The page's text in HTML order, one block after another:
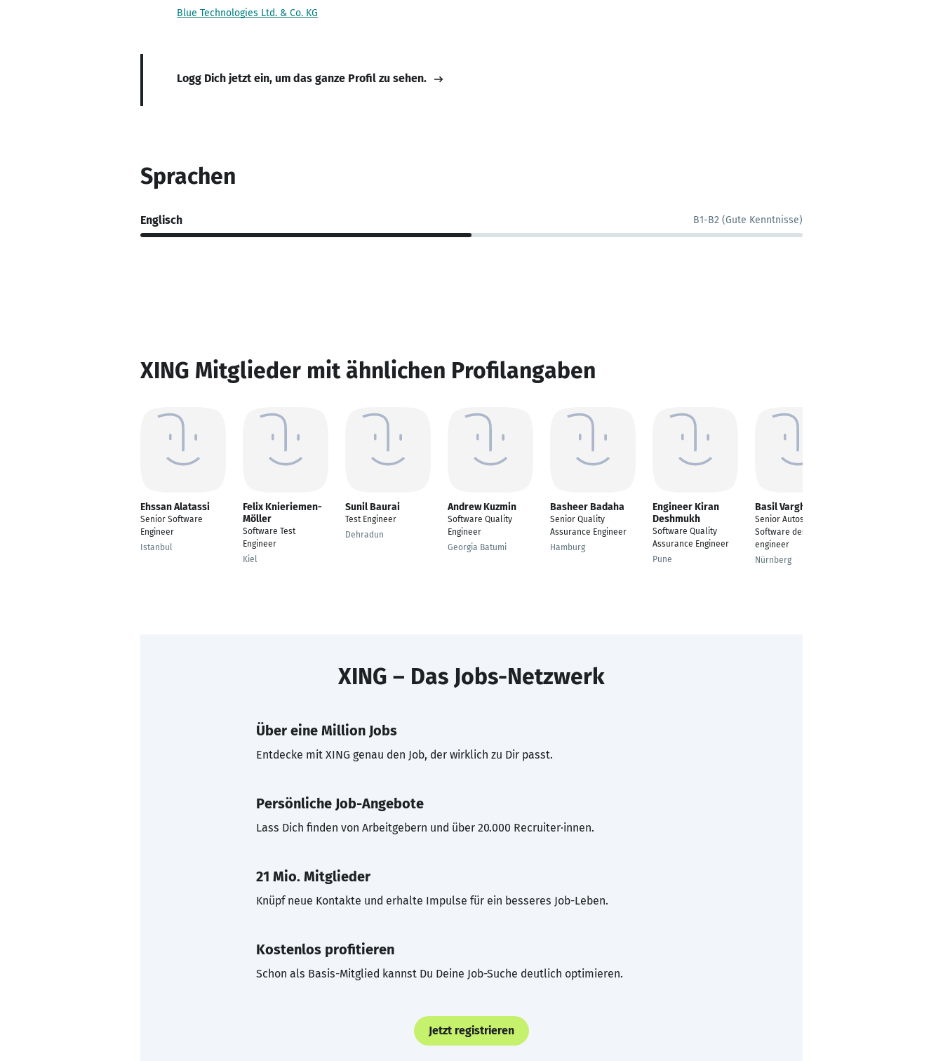
Blue Technologies Ltd. & Co. KG
Logg Dich jetzt ein, um das ganze Profil zu sehen.
Sprachen
Englisch B1-B2 (Gute Kenntnisse)
XING Mitglieder mit ähnlichen Profilangaben
Ehssan Alatassi
Senior Software
Engineer
Istanbul
Felix Knieriemen-
Möller
Software Test
Engineer
Kiel
Sunil Baurai
Test Engineer
Dehradun
Andrew Kuzmin
Software Quality
Engineer
Georgia Batumi
Basheer Badaha
Senior Quality
Assurance Engineer
Hamburg
Engineer Kiran
Deshmukh
Software Quality
Assurance Engineer
Pune
Basil Varghese
Senior Autosar
Software design
engineer
Nürnberg
XING – Das Jobs-Netzwerk
Über eine Million Jobs
Entdecke mit XING genau den Job, der wirklich zu Dir passt.
Persönliche Job-Angebote
Lass Dich finden von Arbeitgebern und über 20.000 Recruiter·innen.
21 Mio. Mitglieder
Knüpf neue Kontakte und erhalte Impulse für ein besseres Job-Leben.
Kostenlos profitieren
Schon als Basis-Mitglied kannst Du Deine Job-Suche deutlich optimieren.
Jetzt registrieren